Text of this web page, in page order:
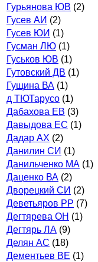
Гурьянова ЮВ (2)
Гусев АИ (2)
Гусев ЮИ (1)
Гусман ЛЮ (1)
Гуськов ЮВ (1)
Гутовский ДВ (1)
Гущина ВА (1)
д ТЮТарусо (1)
Дабахова ЕВ (3)
Давыдова ЕС (1)
Дадар АХ (2)
Данилин СИ (1)
Данильченко МА (1)
Даценко ВА (2)
Дворецкий СИ (2)
Деветьяров РР (7)
Дегтярева ОН (1)
Дегтярь ЛА (9)
Делян АС (18)
Дементьев ВЕ (1)